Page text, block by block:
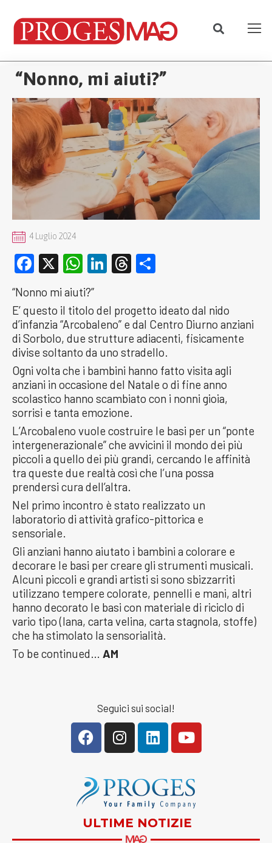
“Nonno, mi aiuti?”
4 Luglio 2024
Facebook
X WhatsApp
LinkedIn
Threads
“Nonno mi aiuti?”
E’ questo il titolo del progetto ideato dal nido
d’infanzia “Arcobaleno” e dal Centro Diurno anziani
di Sorbolo, due strutture adiacenti, fisicamente
divise soltanto da uno stradello.
Ogni volta che i bambini hanno fatto visita agli
anziani in occasione del Natale o di fine anno
scolastico hanno scambiato con i nonni gioia,
sorrisi e tanta emozione.
L’Arcobaleno vuole costruire le basi per un “ponte
intergenerazionale” che avvicini il mondo dei più
piccoli a quello dei più grandi, cercando le affinità
tra queste due realtà così che l’una possa
prendersi cura dell’altra.
Nel primo incontro è stato realizzato un
laboratorio di attività grafico-pittorica e
sensoriale.
Gli anziani hanno aiutato i bambini a colorare e
decorare le basi per creare gli strumenti musicali.
Alcuni piccoli e grandi artisti si sono sbizzarriti
utilizzano tempere colorate, pennelli e mani, altri
hanno decorato le basi con materiale di riciclo di
vario tipo (lana, carta velina, carta stagnola, stoffe)
che ha stimolato la sensorialità.
To be continued… AM
Seguici sui social!
ULTIME NOTIZIE